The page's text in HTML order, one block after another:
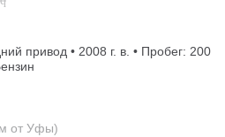
привод • 2008 г. в. • Пробег: 200
от Уфы)